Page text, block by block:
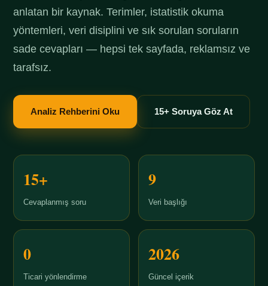
anlatan bir kaynak. Terimler, istatistik okuma
yöntemleri, veri disiplini ve sık sorulan soruların
sade cevapları — hepsi tek sayfada, reklamsız ve
tarafsız.
Analiz Rehberini Oku 15+ Soruya Göz At
15+
Cevaplanmış soru
9
Veri başlığı
0
Ticari yönlendirme
2026
Güncel içerik